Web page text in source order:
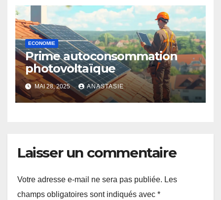
ECONOMIE
Prime autoconsommation
photovoltaïque
MAI 28, 2025 ANASTASIE
Laisser un commentaire
Votre adresse e-mail ne sera pas publiée. Les
champs obligatoires sont indiqués avec *